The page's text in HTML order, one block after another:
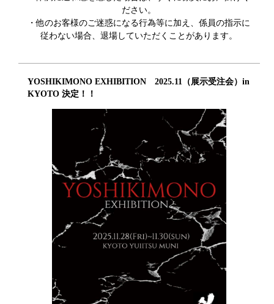
ださい。
・他のお客様のご迷惑になる行為等に加え、係員の指示に
従わない場合、退場していただくことがあります。
YOSHIKIMONO EXHIBITION 2025.11（展示受注会）in
KYOTO 決定！！